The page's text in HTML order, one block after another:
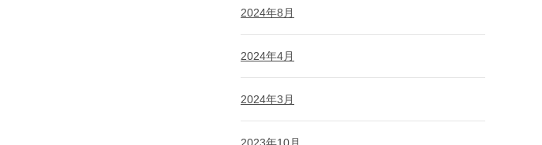
2024年8月
2024年4月
2024年3月